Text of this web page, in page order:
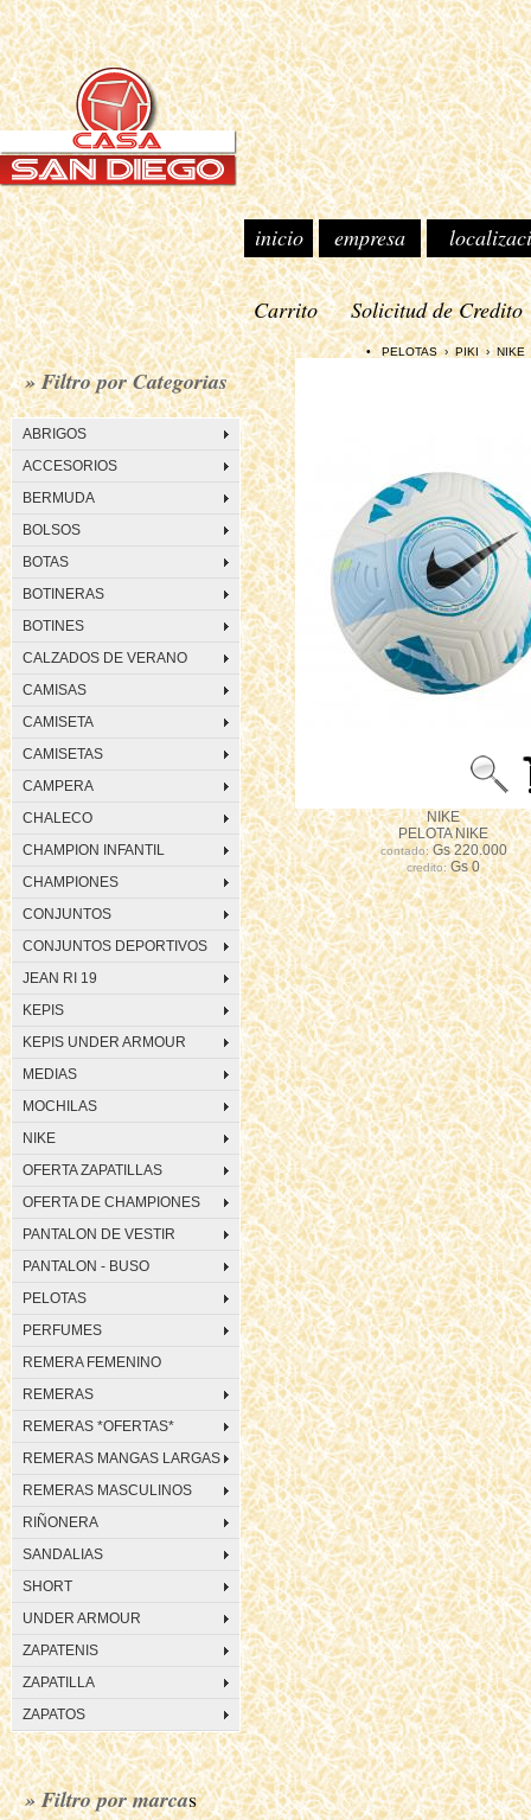
inicio empresa
Carrito Solicitud de Credito
» Filtro por Categorias
ABRIGOS
ACCESORIOS
BERMUDA
BOLSOS
BOTAS
BOTINERAS
BOTINES
CALZADOS DE VERANO
CAMISAS
CAMISETA
CAMISETAS
CAMPERA
CHALECO
CHAMPION INFANTIL
CHAMPIONES
CONJUNTOS
CONJUNTOS DEPORTIVOS
JEAN RI 19
KEPIS
KEPIS UNDER ARMOUR
MEDIAS
MOCHILAS
NIKE
OFERTA ZAPATILLAS
OFERTA DE CHAMPIONES
PANTALON DE VESTIR
PANTALON - BUSO
PELOTAS
PERFUMES
REMERA FEMENINO
REMERAS
REMERAS *OFERTAS*
REMERAS MANGAS LARGAS
REMERAS MASCULINOS
RIÑONERA
SANDALIAS
SHORT
UNDER ARMOUR
ZAPATENIS
ZAPATILLA
ZAPATOS
» Filtro por marcas
• PELOTAS › PIKI › NIKE
NIKE
PELOTA NIKE
contado:Gs 220.000
credito:Gs 0